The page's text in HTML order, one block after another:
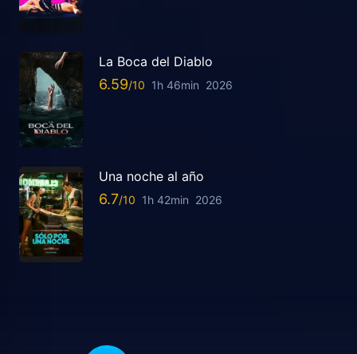
La Boca del Diablo
6.59 1h 46min 2026
Una noche al año
6.7 1h 42min 2026